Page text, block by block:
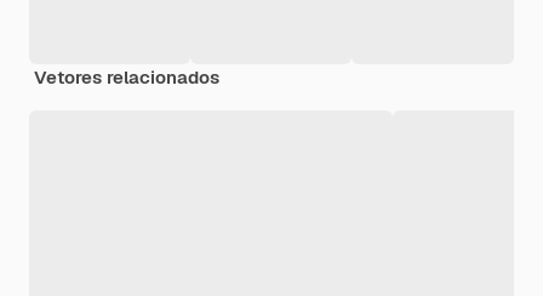
Vetores relacionados